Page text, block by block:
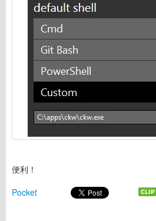
便利！
Pocket